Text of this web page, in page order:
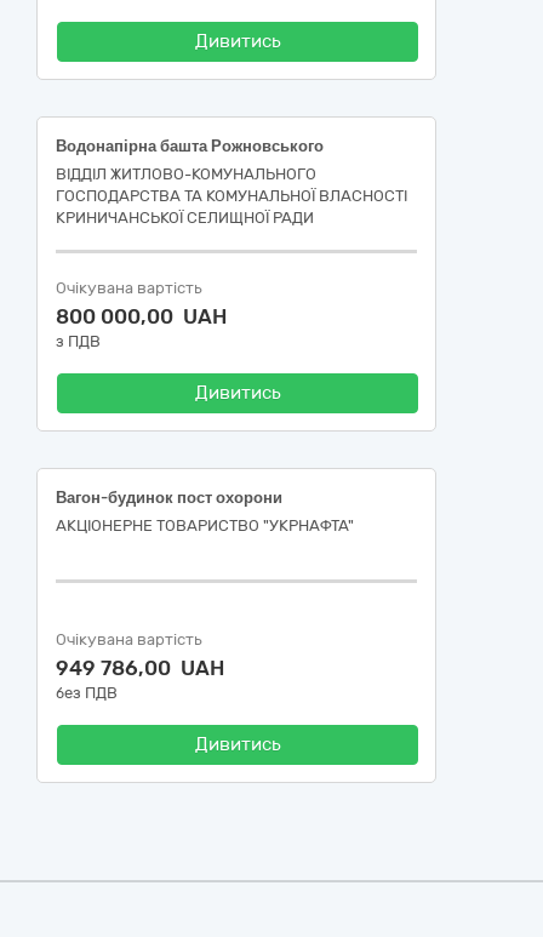
Дивитись
Водонапірна башта Рожновського
ВІДДІЛ ЖИТЛОВО-КОМУНАЛЬНОГО
ГОСПОДАРСТВА ТА КОМУНАЛЬНОЇ ВЛАСНОСТІ
КРИНИЧАНСЬКОЇ СЕЛИЩНОЇ РАДИ
Очікувана вартість
800 000,00 UAH
з ПДВ
Дивитись
Вагон-будинок пост охорони
АКЦІОНЕРНЕ ТОВАРИСТВО "УКPНAФТА"
Очікувана вартість
949 786,00 UAH
без ПДВ
Дивитись